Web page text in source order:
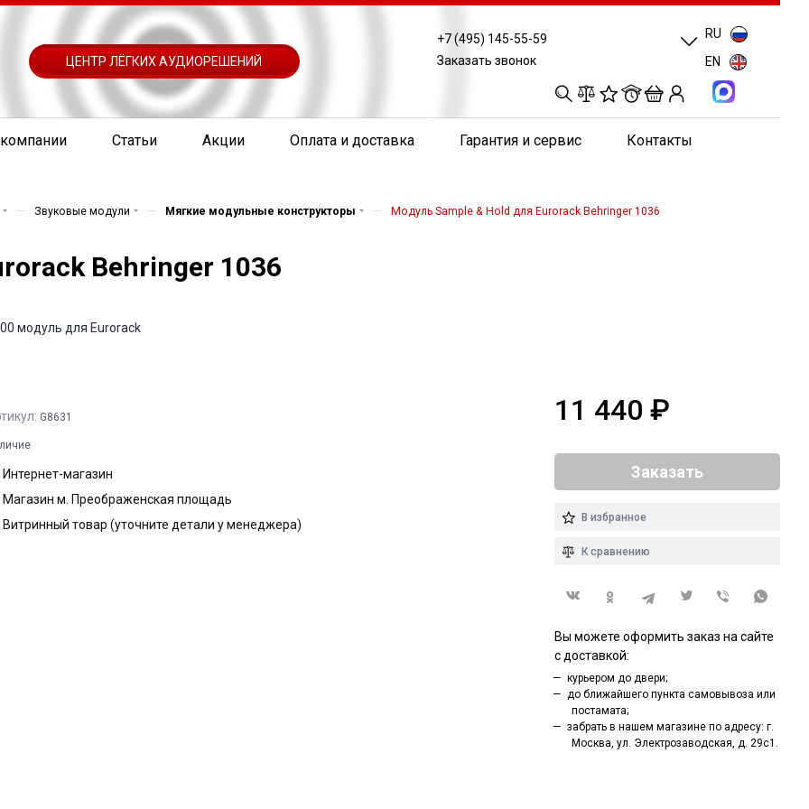
ЦЕНТР ЛЁГКИХ АУДИОРЕШЕНИЙ
+7 (495) 145-55-59
Заказать звонок
0
RU
EN
Статьи Акции Оплата и доставка Гарантия и сервис Контакты
— Звуковые модули — Мягкие модульные конструкторы — Модуль Sample & Hold для Eurorack Behringer 1036
Behringer 1036
модуль для Eurorack
G8631
Интернет-магазин
Магазин м. Преображенская площадь
Витринный товар (уточните детали у менеджера)
11 440 ₽
Заказать
В избранное
К сравнению
Вы можете оформить заказ на сайте
с доставкой:
курьером до двери;
до ближайшего пункта самовывоза или
постамата;
забрать в нашем магазине по адресу: г.
Москва, ул. Электрозаводская, д. 29с1.